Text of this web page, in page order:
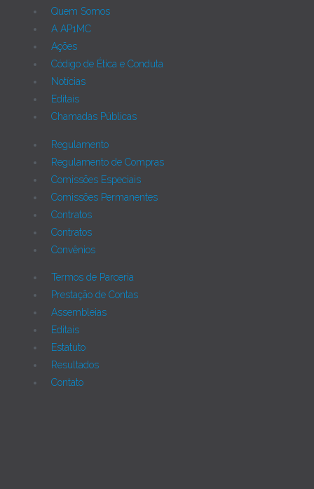
Quem Somos
A AP1MC
Ações
Código de Ética e Conduta
Notícias
Editais
Chamadas Públicas
Regulamento
Regulamento de Compras
Comissões Especiais
Comissões Permanentes
Contratos
Contratos
Convênios
Termos de Parceria
Prestação de Contas
Assembleias
Editais
Estatuto
Resultados
Contato